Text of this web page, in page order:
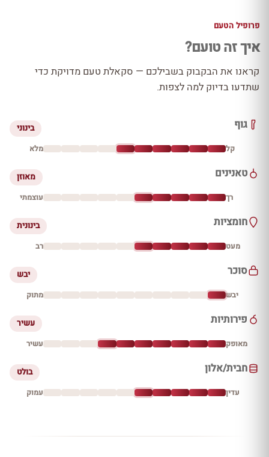
פרופיל הטעם
איך זה טועם?
קראנו את הבקבוק בשבילכם — סקאלת טעם מדויקת כדי
שתדעו בדיוק למה לצפות.
גוף בינוני
קל מלא
טאנינים מאוזן
רך עוצמתי
חומציות בינונית
מעט רב
סוכר יבש
יבש מתוק
פירותיות עשיר
מאופק עשיר
חבית/אלון בולט
עדין עמוק